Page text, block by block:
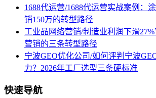
1688代运营/1688代运营实战案例：
销150万的转型路径
工业品网络营销/制造业利润下滑
营销的三条转型路径
宁波GEO优化公司/如何评判宁波
力？2026年工厂选型三条硬标准
快速导航